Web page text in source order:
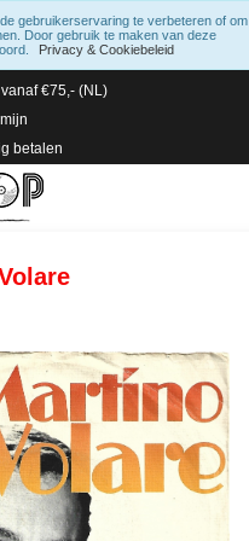
a 3 werkdagen
€75,- (NL)
betalen
gebruikerservaring te verbeteren of om
Door gebruik te maken van deze
Privacy & Cookiebeleid